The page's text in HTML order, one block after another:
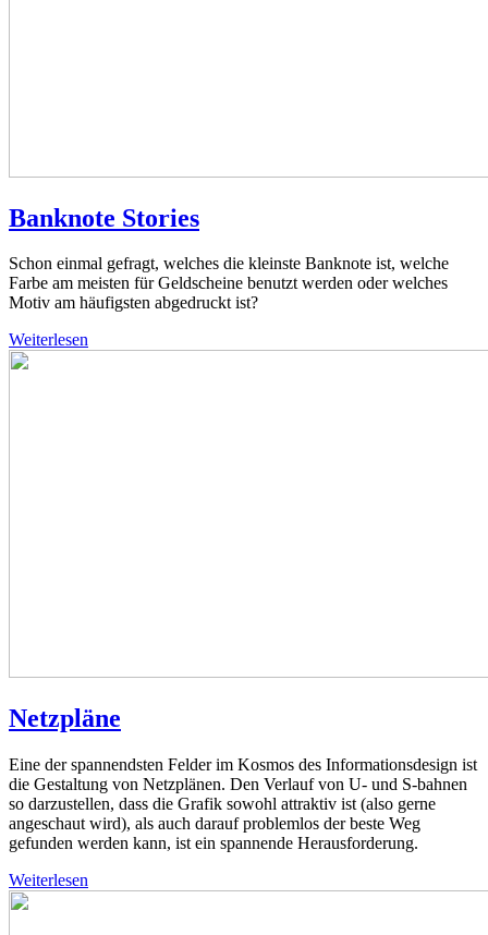
Banknote Stories
Schon einmal gefragt, welches die kleinste Banknote ist, welche
Farbe am meisten für Geldscheine benutzt werden oder welches
Motiv am häufigsten abgedruckt ist?
Weiterlesen
Netzpläne
Eine der spannendsten Felder im Kosmos des Informationsdesign ist
die Gestaltung von Netzplänen. Den Verlauf von U- und S-bahnen
so darzustellen, dass die Grafik sowohl attraktiv ist (also gerne
angeschaut wird), als auch darauf problemlos der beste Weg
gefunden werden kann, ist ein spannende Herausforderung.
Weiterlesen